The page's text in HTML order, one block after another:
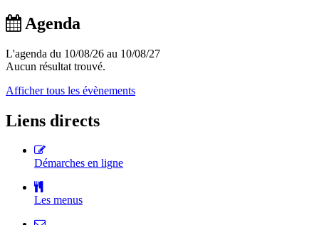
Agenda
L'agenda du 10/08/26 au 10/08/27
Aucun résultat trouvé.
Afficher tous les évènements
Liens directs
Démarches en ligne
Les menus